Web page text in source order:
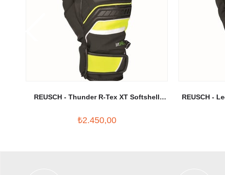
REUSCH - Thunder R-Tex XT Softshell
₺2.450,00
REUSCH -